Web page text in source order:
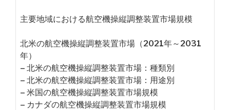
主要地域における航空機操縦調整装置市場規模
北米の航空機操縦調整装置市場（2021年～2031
年）
– 北米の航空機操縦調整装置市場：種類別
– 北米の航空機操縦調整装置市場：用途別
– 米国の航空機操縦調整装置市場規模
– カナダの航空機操縦調整装置市場規模